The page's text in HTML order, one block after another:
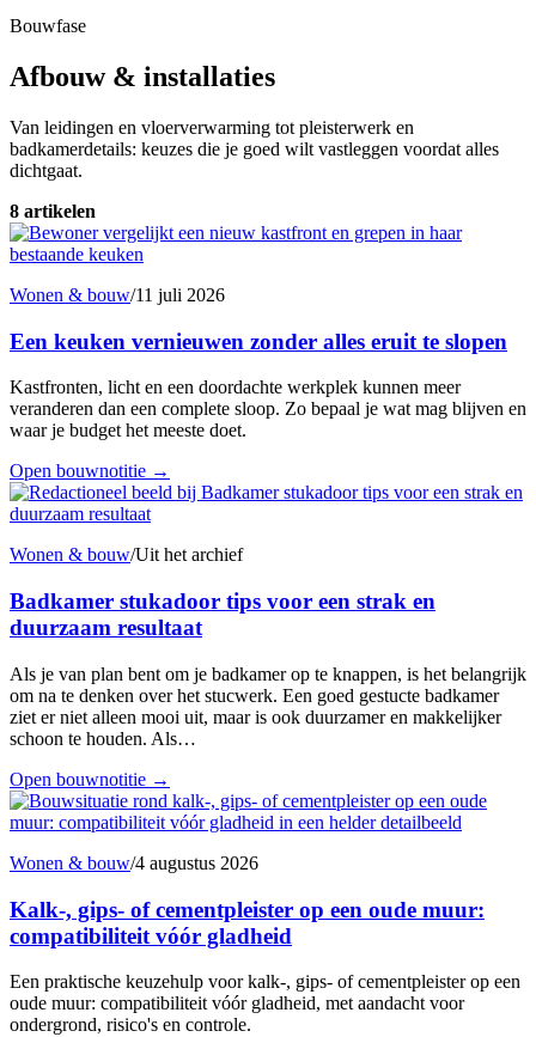
Bouwfase
Afbouw & installaties
Van leidingen en vloerverwarming tot pleisterwerk en
badkamerdetails: keuzes die je goed wilt vastleggen voordat alles
dichtgaat.
8 artikelen
Wonen & bouw/11 juli 2026
Een keuken vernieuwen zonder alles eruit te slopen
Kastfronten, licht en een doordachte werkplek kunnen meer
veranderen dan een complete sloop. Zo bepaal je wat mag blijven en
waar je budget het meeste doet.
Open bouwnotitie →
Wonen & bouw/Uit het archief
Badkamer stukadoor tips voor een strak en
duurzaam resultaat
Als je van plan bent om je badkamer op te knappen, is het belangrijk
om na te denken over het stucwerk. Een goed gestucte badkamer
ziet er niet alleen mooi uit, maar is ook duurzamer en makkelijker
schoon te houden. Als…
Open bouwnotitie →
Wonen & bouw/4 augustus 2026
Kalk-, gips- of cementpleister op een oude muur:
compatibiliteit vóór gladheid
Een praktische keuzehulp voor kalk-, gips- of cementpleister op een
oude muur: compatibiliteit vóór gladheid, met aandacht voor
ondergrond, risico's en controle.